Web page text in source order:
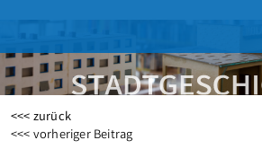
<<< zurück
<<< vorheriger Beitrag